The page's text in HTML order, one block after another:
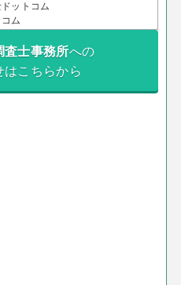
ットコム
ム
査士事務所への
こちらから